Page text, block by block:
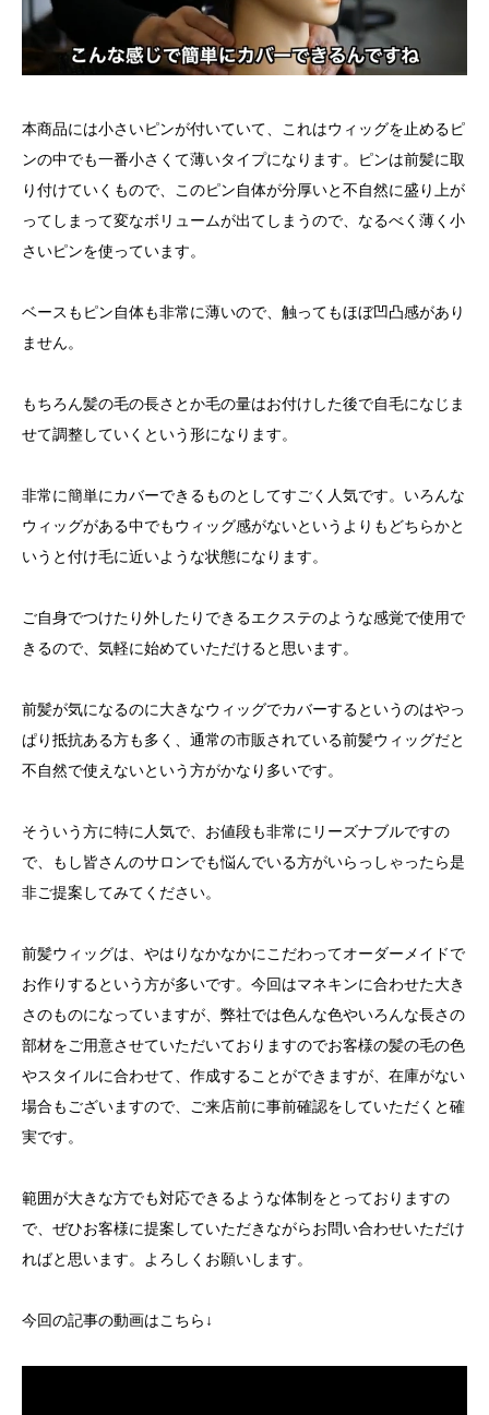
本商品には小さいピンが付いていて、これはウィッグを止めるピ
ンの中でも一番小さくて薄いタイプになります。ピンは前髪に取
り付けていくもので、このピン自体が分厚いと不自然に盛り上が
ってしまって変なボリュームが出てしまうので、なるべく薄く小
さいピンを使っています。
ベースもピン自体も非常に薄いので、触ってもほぼ凹凸感があり
ません。
もちろん髪の毛の長さとか毛の量はお付けした後で自毛になじま
せて調整していくという形になります。
非常に簡単にカバーできるものとしてすごく人気です。いろんな
ウィッグがある中でもウィッグ感がないというよりもどちらかと
いうと付け毛に近いような状態になります。
ご自身でつけたり外したりできるエクステのような感覚で使用で
きるので、気軽に始めていただけると思います。
前髪が気になるのに大きなウィッグでカバーするというのはやっ
ぱり抵抗ある方も多く、通常の市販されている前髪ウィッグだと
不自然で使えないという方がかなり多いです。
そういう方に特に人気で、お値段も非常にリーズナブルですの
で、もし皆さんのサロンでも悩んでいる方がいらっしゃったら是
非ご提案してみてください。
前髪ウィッグは、やはりなかなかにこだわってオーダーメイドで
お作りするという方が多いです。今回はマネキンに合わせた大き
さのものになっていますが、弊社では色んな色やいろんな長さの
部材をご用意させていただいておりますのでお客様の髪の毛の色
やスタイルに合わせて、作成することができますが、在庫がない
場合もございますので、ご来店前に事前確認をしていただくと確
実です。
範囲が大きな方でも対応できるような体制をとっておりますの
で、ぜひお客様に提案していただきながらお問い合わせいただけ
ればと思います。よろしくお願いします。
今回の記事の動画はこちら↓